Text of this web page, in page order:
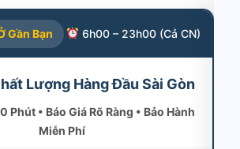
Gần Bạn 6h00 – 23h00 (Cả CN)
Lượng Hàng Đầu Sài Gòn
Phút • Báo Giá Rõ Ràng • Bảo Hành
Miễn Phí